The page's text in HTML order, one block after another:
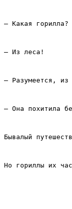
– Какая горилла?
– Из леса!
– Разумеется,
– Она похитила
Бывалый
Но гориллы их